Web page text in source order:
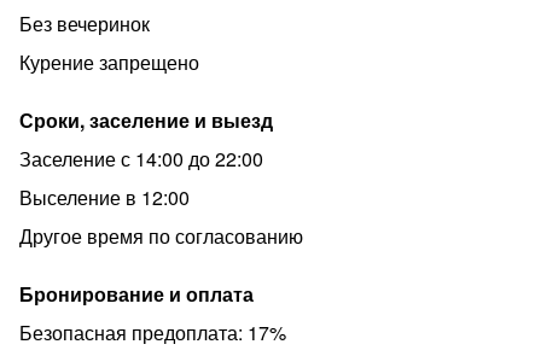
Без вечеринок
Курение запрещено
Сроки, заселение и выезд
Заселение с 14:00 до 22:00
Выселение в 12:00
Другое время по согласованию
Бронирование и оплата
Безопасная предоплата: 17%